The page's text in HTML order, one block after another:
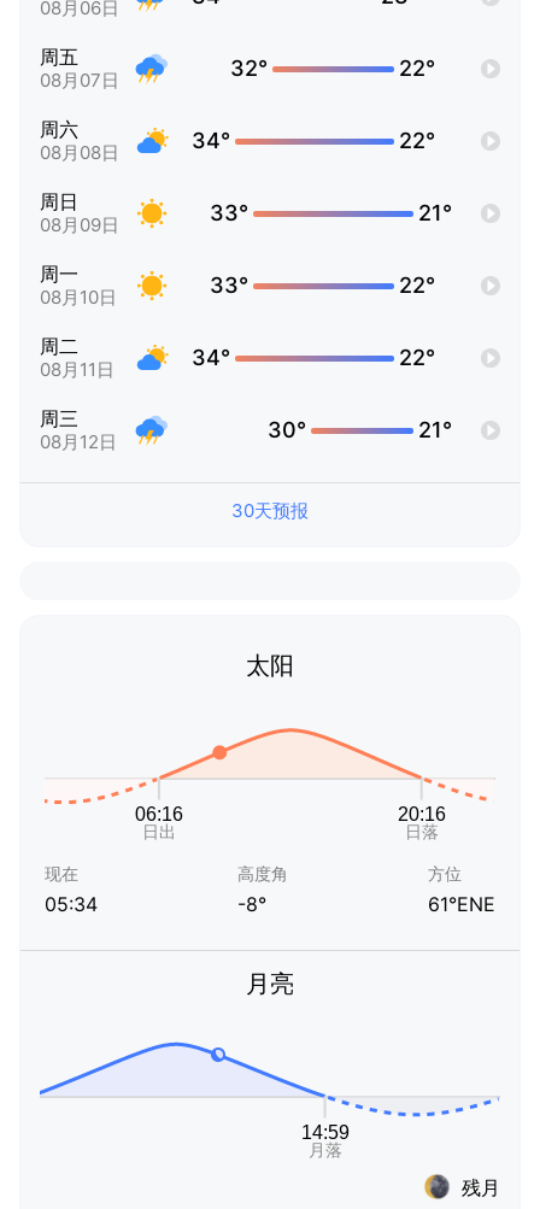
08月06日
周五
08月07日 32° 22°
周六
08月08日 34° 22°
周日
08月09日 33° 21°
周一
08月10日 33° 22°
周二
08月11日 34° 22°
周三
08月12日 30° 21°
30天预报
太阳
现在
05:34
高度角
-8°
方位
61°ENE
月亮
残月